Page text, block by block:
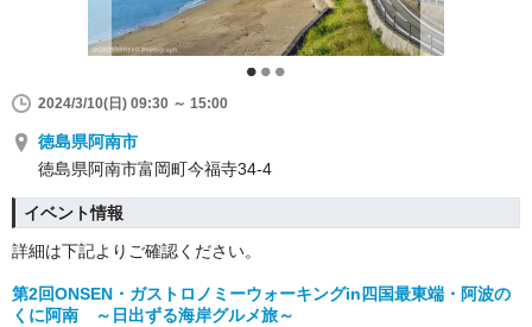
2024/3/10(日) 09:30 ～ 15:00
徳島県阿南市
徳島県阿南市富岡町今福寺34-4
イベント情報
詳細は下記よりご確認ください。
第2回ONSEN・ガストロノミーウォーキングin四国最東端・阿波の
くに阿南 ～日出ずる海岸グルメ旅～